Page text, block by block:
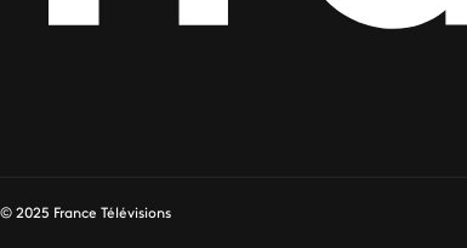
© 2025 France Télévisions